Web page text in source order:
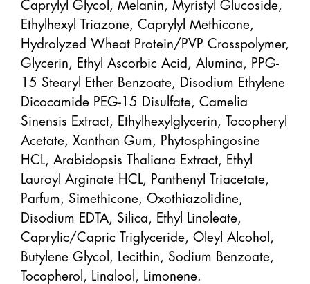
Ethylhexyl Triazone, Caprylyl Methicone,
Hydrolyzed Wheat Protein/PVP Crosspolymer,
Glycerin, Ethyl Ascorbic Acid, Alumina, PPG-
15 Stearyl Ether Benzoate, Disodium Ethylene
Dicocamide PEG-15 Disulfate, Camelia
Sinensis Extract, Ethylhexylglycerin, Tocopheryl
Acetate, Xanthan Gum, Phytosphingosine
HCL, Arabidopsis Thaliana Extract, Ethyl
Lauroyl Arginate HCL, Panthenyl Triacetate,
Parfum, Simethicone, Oxothiazolidine,
Disodium EDTA, Silica, Ethyl Linoleate,
Caprylic/Capric Triglyceride, Oleyl Alcohol,
Butylene Glycol, Lecithin, Sodium Benzoate,
Tocopherol, Linalool, Limonene.